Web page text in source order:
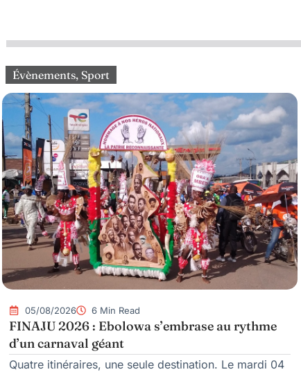
Évènements, Sport
05/08/2026 6 Min Read
FINAJU 2026 : Ebolowa s’embrase au rythme
d’un carnaval géant
Quatre itinéraires, une seule destination. Le mardi 04